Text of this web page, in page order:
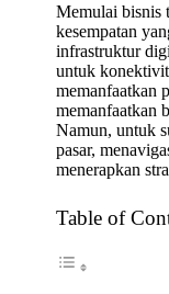
Memulai bisnis
kesempatan
infrastruktur
untuk
memanfaatkan
memanfaatkan
Namun, untuk
pasar,
menerapkan
Table of